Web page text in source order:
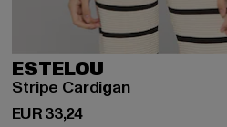
ESTELOU
Stripe Cardigan
EUR 33,24
Huidige prijs: EUR 33,24